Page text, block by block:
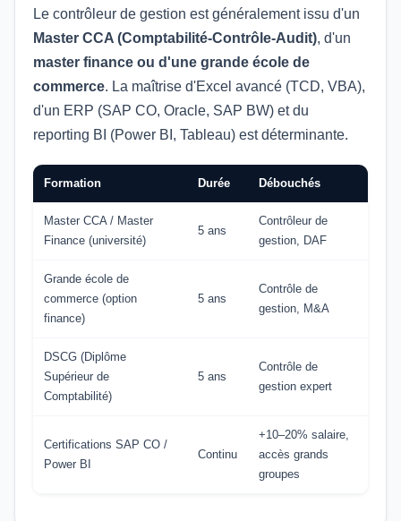
Le contrôleur de gestion est généralement issu d'un
Master CCA (Comptabilité-Contrôle-Audit), d'un
master finance ou d'une grande école de
commerce. La maîtrise d'Excel avancé (TCD, VBA),
d'un ERP (SAP CO, Oracle, SAP BW) et du
reporting BI (Power BI, Tableau) est déterminante.
Formation Durée Débouchés
Master CCA / Master
Finance (université)
5 ans
Contrôleur de
gestion, DAF
Grande école de
commerce (option
finance)
5 ans
Contrôle de
gestion, M&A
DSCG (Diplôme
Supérieur de
Comptabilité)
5 ans
Contrôle de
gestion expert
Certifications SAP CO /
Power BI
Continu
+10–20% salaire,
accès grands
groupes